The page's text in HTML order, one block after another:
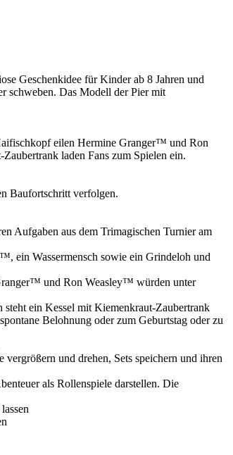
Geschenkidee für Kinder ab 8 Jahren und
schweben. Das Modell der Pier mit
eilen Hermine Granger™ und Ron
laden Fans zum Spielen ein.
Baufortschritt verfolgen.
Aufgaben aus dem Trimagischen Turnier am
Wassermensch sowie ein Grindeloh und
und Ron Weasley™ würden unter
ein Kessel mit Kiemenkraut-Zaubertrank
Belohnung oder zum Geburtstag oder zu
und drehen, Sets speichern und ihren
als Rollenspiele darstellen. Die